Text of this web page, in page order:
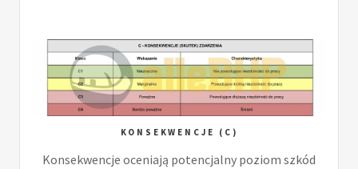
KONSEKWENCJE (C)
Konsekwencje oceniają potencjalny poziom szkód